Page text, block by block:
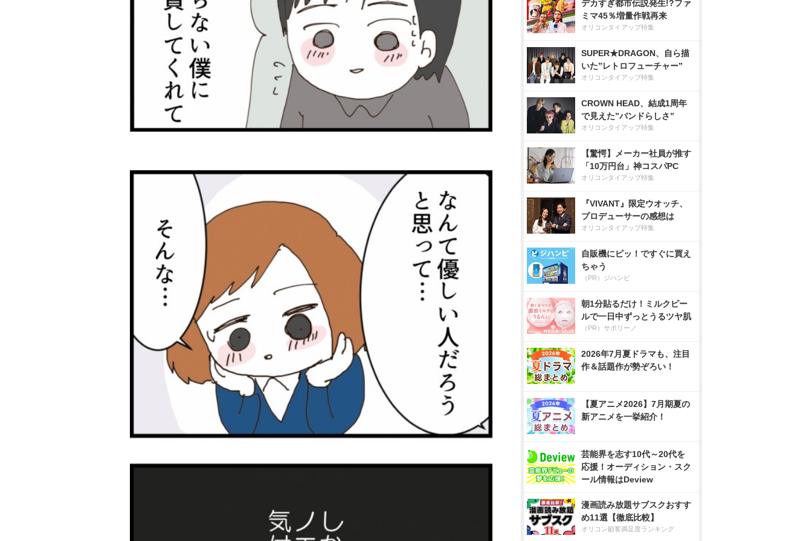
デカすぎ都市伝説発生!?ファ
ミマ45％増量作戦再来
オリコンタイアップ特集
SUPER★DRAGON、自ら描
いた”レトロフューチャー”
オリコンタイアップ特集
CROWN HEAD、結成1周年
で見えた”バンドらしさ”
オリコンタイアップ特集
【驚愕】メーカー社員が推す
「10万円台」神コスパPC
オリコンタイアップ特集
『VIVANT』限定ウオッチ、
プロデューサーの感想は
オリコンタイアップ特集
自販機にピッ！ですぐに買え
ちゃう
（PR）ジハンピ
朝1分貼るだけ！ミルクピー
ルで一日中ずっとうるツヤ肌
（PR）サボリーノ
2026年7月夏ドラマも、注目
作＆話題作が勢ぞろい！
【夏アニメ2026】7月期夏の
新アニメを一挙紹介！
芸能界を志す10代～20代を
応援！オーディション・スク
ール情報はDeview
漫画読み放題サブスクおすす
め11選【徹底比較】
オリコン顧客満足度ランキング